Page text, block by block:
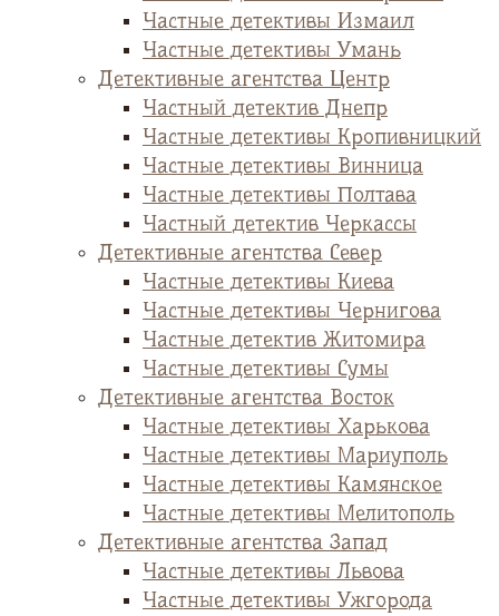
Частные детективы Измаил
Частные детективы Умань
Детективные агентства Центр
Частный детектив Днепр
Частные детективы Кропивницкий
Частные детективы Винница
Частные детективы Полтава
Частный детектив Черкассы
Детективные агентства Север
Частные детективы Киева
Частные детективы Чернигова
Частные детектив Житомира
Частные детективы Сумы
Детективные агентства Восток
Частные детективы Харькова
Частные детективы Мариуполь
Частные детективы Камянское
Частные детективы Мелитополь
Детективные агентства Запад
Частные детективы Львова
Частные детективы Ужгорода